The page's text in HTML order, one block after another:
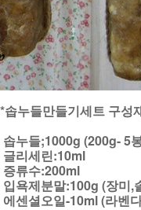
*솝누들만들기세트 구성
솝누들;1000g (200g- 5
글리세린:10ml
증류수:200ml
입욕제분말:100g (장미,
에센셜오일-10ml (라벤